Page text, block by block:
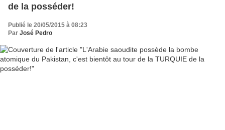
de la posséder!
Publié le 20/05/2015 à 08:23
Par José Pedro